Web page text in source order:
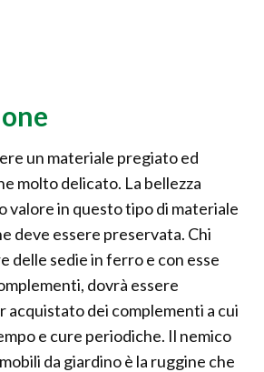
un materiale pregiato ed
molto delicato. La bellezza
valore in questo tipo di materiale
deve essere preservata. Chi
delle sedie in ferro e con esse
dovrà essere
acquistato dei complementi a cui
e cure periodiche. Il nemico
da giardino è la ruggine che